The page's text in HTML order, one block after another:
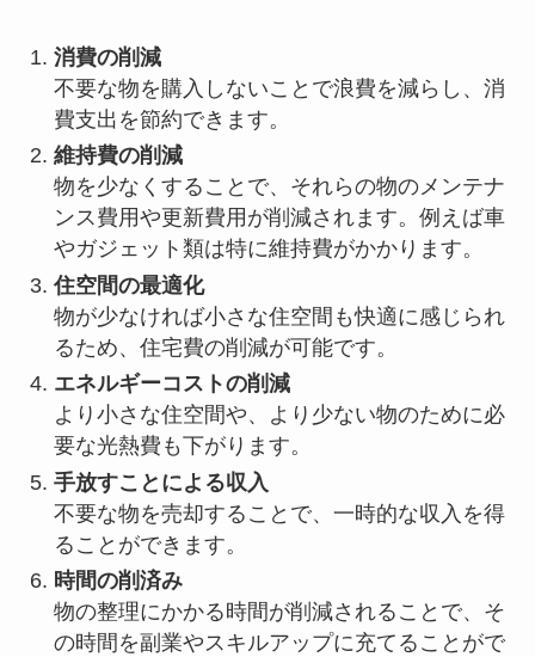
消費の削減
不要な物を購入しないことで浪費を減らし、消
費支出を節約できます。
維持費の削減
物を少なくすることで、それらの物のメンテナ
ンス費用や更新費用が削減されます。例えば車
やガジェット類は特に維持費がかかります。
住空間の最適化
物が少なければ小さな住空間も快適に感じられ
るため、住宅費の削減が可能です。
エネルギーコストの削減
より小さな住空間や、より少ない物のために必
要な光熱費も下がります。
手放すことによる収入
不要な物を売却することで、一時的な収入を得
ることができます。
時間の削済み
物の整理にかかる時間が削減されることで、そ
の時間を副業やスキルアップに充てることがで